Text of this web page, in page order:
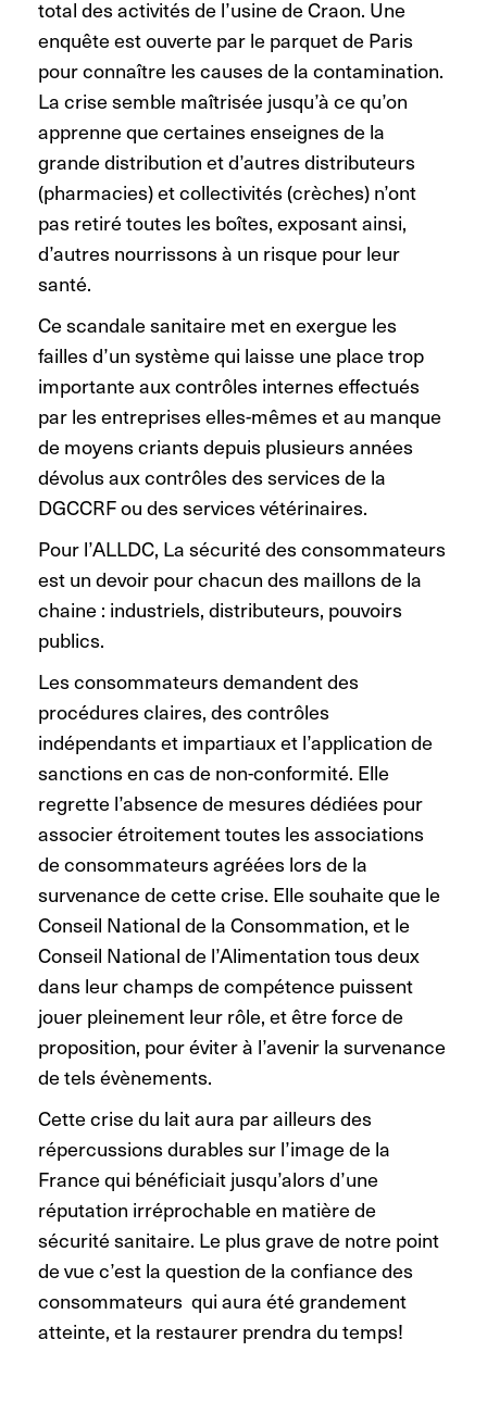
total des activités de l’usine de Craon. Une
enquête est ouverte par le parquet de Paris
pour connaître les causes de la contamination.
La crise semble maîtrisée jusqu’à ce qu’on
apprenne que certaines enseignes de la
grande distribution et d’autres distributeurs
(pharmacies) et collectivités (crèches) n’ont
pas retiré toutes les boîtes, exposant ainsi,
d’autres nourrissons à un risque pour leur
santé.
Ce scandale sanitaire met en exergue les
failles d’un système qui laisse une place trop
importante aux contrôles internes effectués
par les entreprises elles-mêmes et au manque
de moyens criants depuis plusieurs années
dévolus aux contrôles des services de la
DGCCRF ou des services vétérinaires.
Pour l’ALLDC, La sécurité des consommateurs
est un devoir pour chacun des maillons de la
chaine : industriels, distributeurs, pouvoirs
publics.
Les consommateurs demandent des
procédures claires, des contrôles
indépendants et impartiaux et l’application de
sanctions en cas de non-conformité. Elle
regrette l’absence de mesures dédiées pour
associer étroitement toutes les associations
de consommateurs agréées lors de la
survenance de cette crise. Elle souhaite que le
Conseil National de la Consommation, et le
Conseil National de l’Alimentation tous deux
dans leur champs de compétence puissent
jouer pleinement leur rôle, et être force de
proposition, pour éviter à l’avenir la survenance
de tels évènements.
Cette crise du lait aura par ailleurs des
répercussions durables sur l’image de la
France qui bénéficiait jusqu’alors d’une
réputation irréprochable en matière de
sécurité sanitaire. Le plus grave de notre point
de vue c’est la question de la confiance des
consommateurs qui aura été grandement
atteinte, et la restaurer prendra du temps!